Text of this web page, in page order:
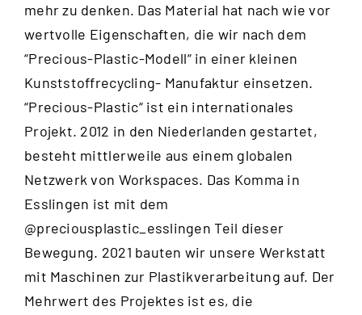
mehr zu denken. Das Material hat nach wie vor
wertvolle Eigenschaften, die wir nach dem
“Precious-Plastic-Modell“ in einer kleinen
Kunststoffrecycling- Manufaktur einsetzen.
“Precious-Plastic“ ist ein internationales
Projekt. 2012 in den Niederlanden gestartet,
besteht mittlerweile aus einem globalen
Netzwerk von Workspaces. Das Komma in
Esslingen ist mit dem
@preciousplastic_esslingen Teil dieser
Bewegung. 2021 bauten wir unsere Werkstatt
mit Maschinen zur Plastikverarbeitung auf. Der
Mehrwert des Projektes ist es, die